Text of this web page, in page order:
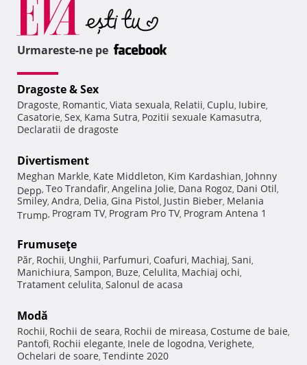
Urmareste-ne pe
Dragoste & Sex
Dragoste, Romantic, Viata sexuala, Relatii, Cuplu, Iubire,
Casatorie, Sex, Kama Sutra, Pozitii sexuale Kamasutra,
Declaratii de dragoste
Divertisment
Meghan Markle, Kate Middleton, Kim Kardashian, Johnny
Depp, Teo Trandafir, Angelina Jolie, Dana Rogoz, Dani Otil,
Smiley, Andra, Delia, Gina Pistol, Justin Bieber, Melania
Trump, Program TV, Program Pro TV, Program Antena 1
Frumuseţe
Păr, Rochii, Unghii, Parfumuri, Coafuri, Machiaj, Sani,
Manichiura, Sampon, Buze, Celulita, Machiaj ochi,
Tratament celulita, Salonul de acasa
Modă
Rochii, Rochii de seara, Rochii de mireasa, Costume de baie,
Pantofi, Rochii elegante, Inele de logodna, Verighete,
Ochelari de soare, Tendinte 2020